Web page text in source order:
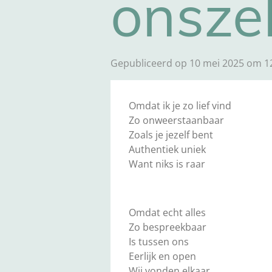
Gepubliceerd op 10 mei 2025 om
Omdat ik je zo lief vind
Zo onweerstaanbaar
Zoals je jezelf bent
Authentiek uniek
Want niks is raar
Omdat echt alles
Zo bespreekbaar
Is tussen ons
Eerlijk en open